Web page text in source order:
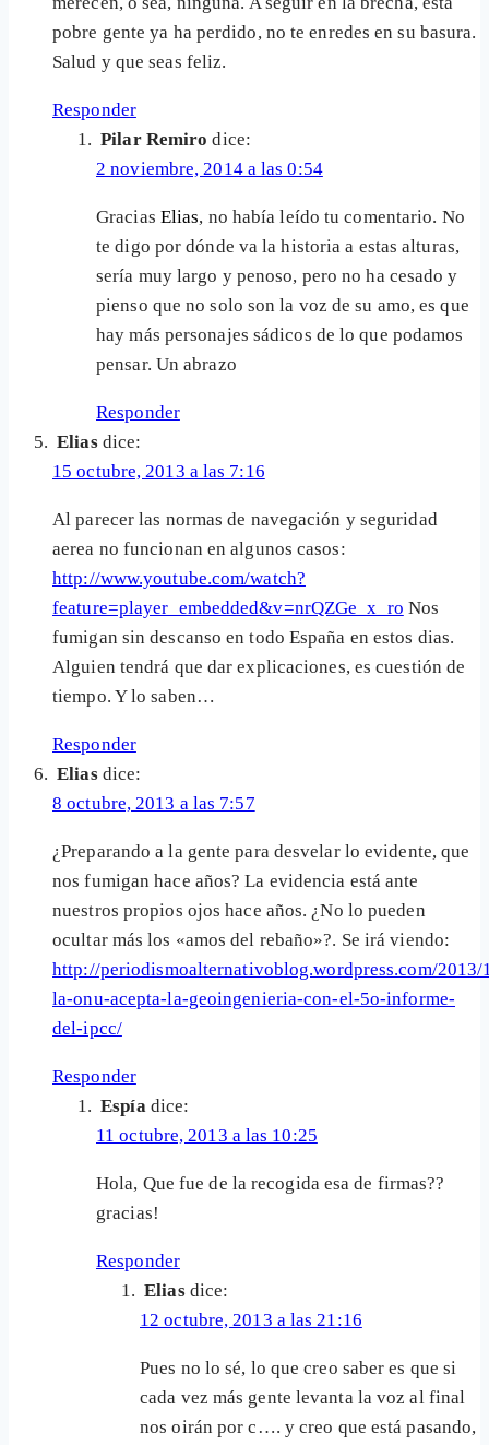
pobre gente ya ha perdido, no te enredes en su basura.
Salud y que seas feliz.
Responder
Pilar Remiro dice:
2 noviembre, 2014 a las 0:54
Gracias Elias, no había leído tu comentario. No
te digo por dónde va la historia a estas alturas,
sería muy largo y penoso, pero no ha cesado y
pienso que no solo son la voz de su amo, es que
hay más personajes sádicos de lo que podamos
pensar. Un abrazo
Responder
Elias dice:
15 octubre, 2013 a las 7:16
Al parecer las normas de navegación y seguridad
aerea no funcionan en algunos casos:
http://www.youtube.com/watch?
feature=player_embedded&v=nrQZGe_x_ro Nos
fumigan sin descanso en todo España en estos dias.
Alguien tendrá que dar explicaciones, es cuestión de
tiempo. Y lo saben…
Responder
Elias dice:
8 octubre, 2013 a las 7:57
¿Preparando a la gente para desvelar lo evidente, que
nos fumigan hace años? La evidencia está ante
nuestros propios ojos hace años. ¿No lo pueden
ocultar más los «amos del rebaño»?. Se irá viendo:
http://periodismoalternativoblog.wordpress.com/2013/
la-onu-acepta-la-geoingenieria-con-el-5o-informe-
del-ipcc/
Responder
Espía dice:
11 octubre, 2013 a las 10:25
Hola, Que fue de la recogida esa de firmas??
gracias!
Responder
Elias dice:
12 octubre, 2013 a las 21:16
Pues no lo sé, lo que creo saber es que si
cada vez más gente levanta la voz al final
nos oirán por c…. y creo que está pasando,